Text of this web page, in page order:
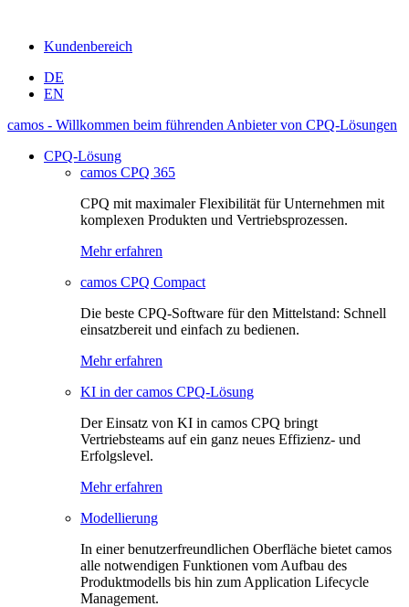
Kundenbereich
DE
EN
camos - Willkommen beim führenden Anbieter von CPQ-Lösungen
CPQ-Lösung
camos CPQ 365
CPQ mit maximaler Flexibilität für Unternehmen mit
komplexen Produkten und Vertriebsprozessen.
Mehr erfahren
camos CPQ Compact
Die beste CPQ-Software für den Mittelstand: Schnell
einsatzbereit und einfach zu bedienen.
Mehr erfahren
KI in der camos CPQ-Lösung
Der Einsatz von KI in camos CPQ bringt
Vertriebsteams auf ein ganz neues Effizienz- und
Erfolgslevel.
Mehr erfahren
Modellierung
In einer benutzerfreundlichen Oberfläche bietet camos
alle notwendigen Funktionen vom Aufbau des
Produktmodells bis hin zum Application Lifecycle
Management.